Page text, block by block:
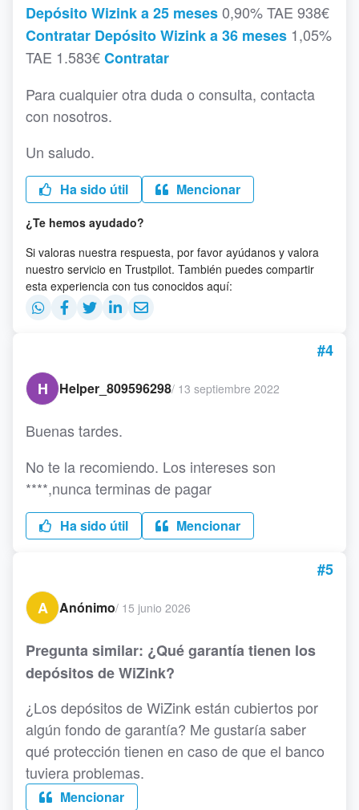
Depósito Wizink a 25 meses0,90% TAE 938€
Contratar Depósito Wizink a 36 meses 1,05%
TAE 1.583€Contratar
Para cualquier otra duda o consulta, contacta
con nosotros.
Un saludo.
Ha sido útil Mencionar
¿Te hemos ayudado?
Si valoras nuestra respuesta, por favor ayúdanos y valora
nuestro servicio en Trustpilot. También puedes compartir
esta experiencia con tus conocidos aquí:
#4
H
Helper_809596298/ 13 septiembre 2022
Buenas tardes.
No te la recomiendo. Los intereses son
****,nunca terminas de pagar
Ha sido útil Mencionar
#5
A
Anónimo/ 15 junio 2026
Pregunta similar: ¿Qué garantía tienen los
depósitos de WiZink?
¿Los depósitos de WiZink están cubiertos por
algún fondo de garantía? Me gustaría saber
qué protección tienen en caso de que el banco
tuviera problemas.
Mencionar